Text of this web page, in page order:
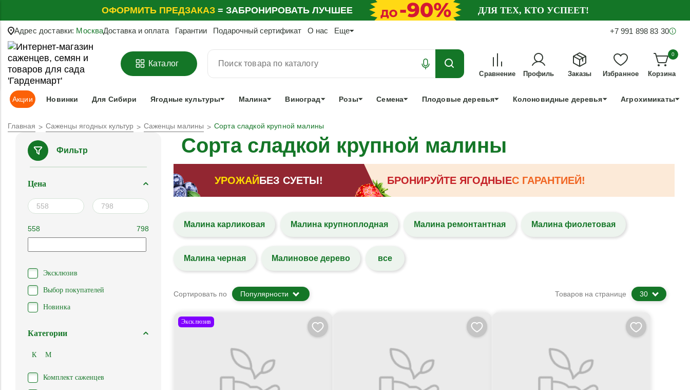
ОФОРМИТЬ ПРЕДЗАКАЗ = ЗАБРОНИРОВАТЬ ЛУЧШЕЕ ДЛЯ ТЕХ, КТО УСПЕЕТ!
Адрес доставки: МоскваДоставка и оплата Гарантии Подарочный сертификат О нас Еще +7 991 898 83 30
Каталог
Сравнение Профиль Заказы Избранное
0
Корзина
Акции Новинки Для Сибири Ягодные культуры Малина Виноград Розы Семена Плодовые деревья Колоновидные деревья Агрохимикаты
Главная Саженцы ягодных культур Саженцы малины Сорта сладкой крупной малины
Фильтр
Цена
558 798
Эксклюзив
Выбор покупателей
Новинка
Категории
К М
Комплект саженцев
Сорта сладкой крупной малины
УРОЖАЙБЕЗ СУЕТЫ! БРОНИРУЙТЕ ЯГОДНЫЕС ГАРАНТИЕЙ!
Малина карликовая Малина крупноплодная Малина ремонтантная Малина фиолетовая
Малина черная Малиновое дерево все
Сортировать по Популярности Товаров на странице 30
Эксклюзив